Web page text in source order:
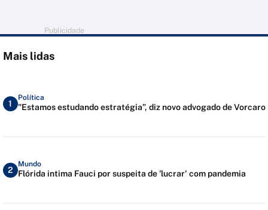
Publicidade
Mais lidas
1
Política
"Estamos estudando estratégia”, diz novo advogado de Vorcaro
2
Mundo
Flórida intima Fauci por suspeita de 'lucrar' com pandemia